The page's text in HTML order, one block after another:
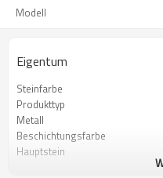
Modell
Eigentum
Steinfarbe
Produkttyp
Metall
Beschichtungsfarbe
Hauptstein